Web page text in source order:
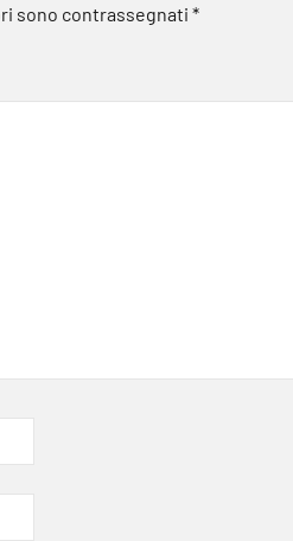
sono contrassegnati *